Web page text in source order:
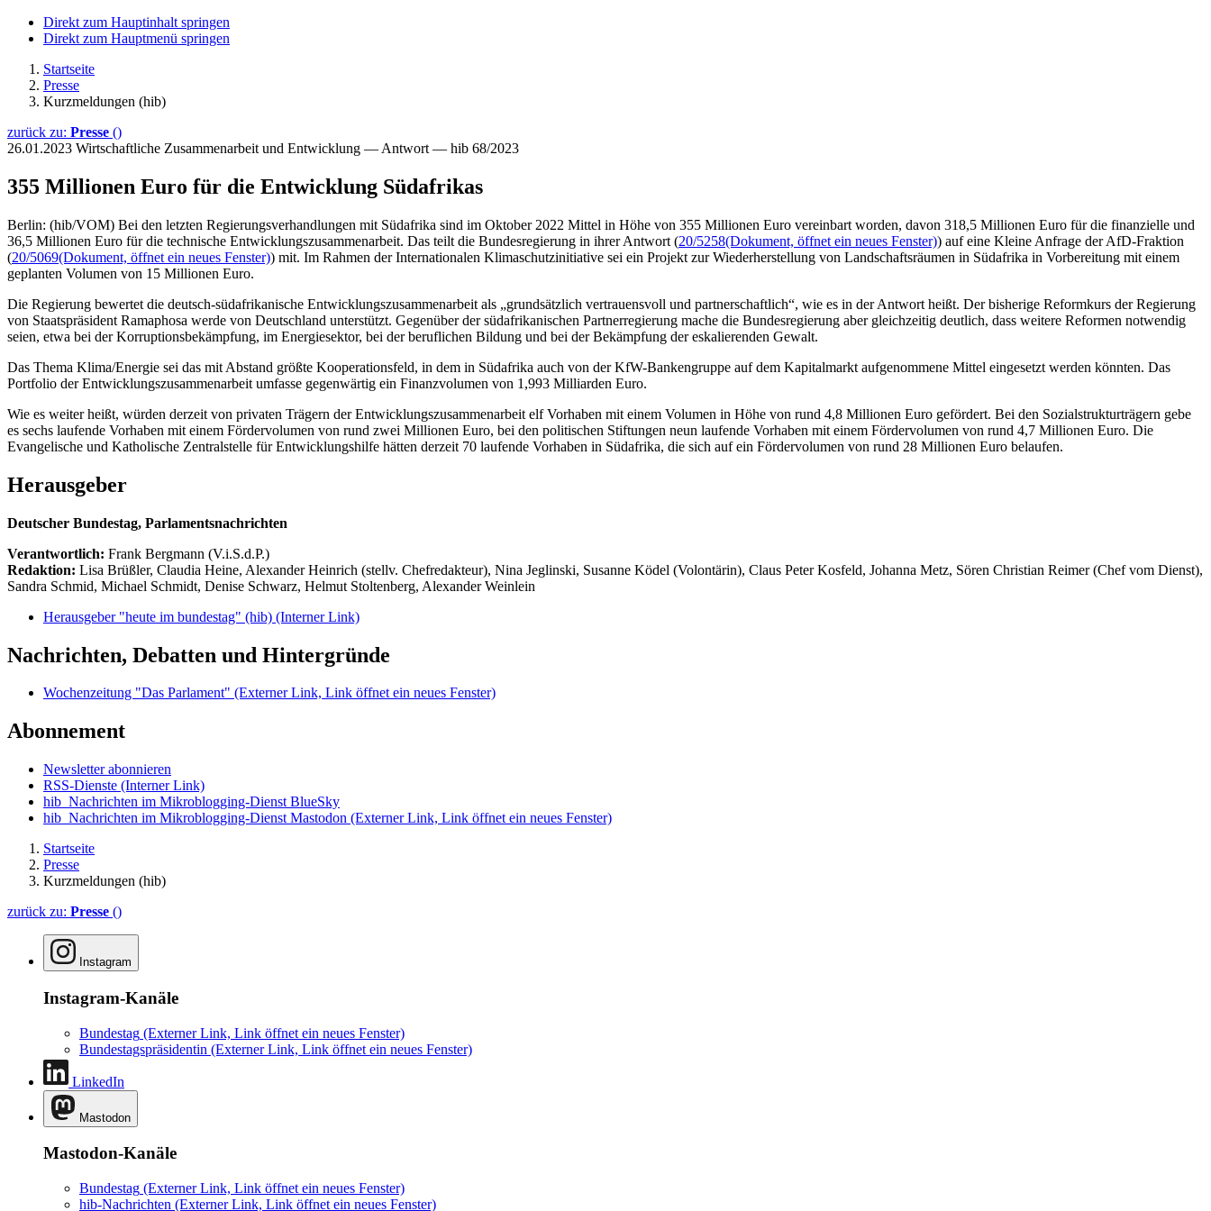
Direkt zum Hauptinhalt springen
Direkt zum Hauptmenü springen
Startseite
Presse
Kurzmeldungen (hib)
zurück zu: Presse ()
26.01.2023 Wirtschaftliche Zusammenarbeit und Entwicklung — Antwort — hib 68/2023
355 Millionen Euro für die Entwicklung Südafrikas
Berlin: (hib/VOM) Bei den letzten Regierungsverhandlungen mit Südafrika sind im Oktober 2022 Mittel in Höhe von 355 Millionen Euro vereinbart worden, davon 318,5 Millionen Euro für die finanzielle und
36,5 Millionen Euro für die technische Entwicklungszusammenarbeit. Das teilt die Bundesregierung in ihrer Antwort (20/5258(Dokument, öffnet ein neues Fenster)) auf eine Kleine Anfrage der AfD-Fraktion
(20/5069(Dokument, öffnet ein neues Fenster)) mit. Im Rahmen der Internationalen Klimaschutzinitiative sei ein Projekt zur Wiederherstellung von Landschaftsräumen in Südafrika in Vorbereitung mit einem
geplanten Volumen von 15 Millionen Euro.
Die Regierung bewertet die deutsch-südafrikanische Entwicklungszusammenarbeit als „grundsätzlich vertrauensvoll und partnerschaftlich“, wie es in der Antwort heißt. Der bisherige Reformkurs der Regierung
von Staatspräsident Ramaphosa werde von Deutschland unterstützt. Gegenüber der südafrikanischen Partnerregierung mache die Bundesregierung aber gleichzeitig deutlich, dass weitere Reformen notwendig
seien, etwa bei der Korruptionsbekämpfung, im Energiesektor, bei der beruflichen Bildung und bei der Bekämpfung der eskalierenden Gewalt.
Das Thema Klima/Energie sei das mit Abstand größte Kooperationsfeld, in dem in Südafrika auch von der KfW-Bankengruppe auf dem Kapitalmarkt aufgenommene Mittel eingesetzt werden könnten. Das
Portfolio der Entwicklungszusammenarbeit umfasse gegenwärtig ein Finanzvolumen von 1,993 Milliarden Euro.
Wie es weiter heißt, würden derzeit von privaten Trägern der Entwicklungszusammenarbeit elf Vorhaben mit einem Volumen in Höhe von rund 4,8 Millionen Euro gefördert. Bei den Sozialstrukturträgern gebe
es sechs laufende Vorhaben mit einem Fördervolumen von rund zwei Millionen Euro, bei den politischen Stiftungen neun laufende Vorhaben mit einem Fördervolumen von rund 4,7 Millionen Euro. Die
Evangelische und Katholische Zentralstelle für Entwicklungshilfe hätten derzeit 70 laufende Vorhaben in Südafrika, die sich auf ein Fördervolumen von rund 28 Millionen Euro belaufen.
Herausgeber
Deutscher Bundestag, Parlamentsnachrichten
Verantwortlich: Frank Bergmann (V.i.S.d.P.)
Redaktion: Lisa Brüßler, Claudia Heine, Alexander Heinrich (stellv. Chefredakteur), Nina Jeglinski, Susanne Ködel (Volontärin), Claus Peter Kosfeld, Johanna Metz, Sören Christian Reimer (Chef vom Dienst),
Sandra Schmid, Michael Schmidt, Denise Schwarz, Helmut Stoltenberg, Alexander Weinlein
Herausgeber "heute im bundestag" (hib) (Interner Link)
Nachrichten, Debatten und Hintergründe
Wochenzeitung "Das Parlament" (Externer Link, Link öffnet ein neues Fenster)
Abonnement
Newsletter abonnieren
RSS-Dienste (Interner Link)
hib_Nachrichten im Mikroblogging-Dienst BlueSky
hib_Nachrichten im Mikroblogging-Dienst Mastodon (Externer Link, Link öffnet ein neues Fenster)
Startseite
Presse
Kurzmeldungen (hib)
zurück zu: Presse ()
Instagram
Instagram-Kanäle
Bundestag (Externer Link, Link öffnet ein neues Fenster)
Bundestagspräsidentin (Externer Link, Link öffnet ein neues Fenster)
LinkedIn
Mastodon
Mastodon-Kanäle
Bundestag (Externer Link, Link öffnet ein neues Fenster)
hib-Nachrichten (Externer Link, Link öffnet ein neues Fenster)